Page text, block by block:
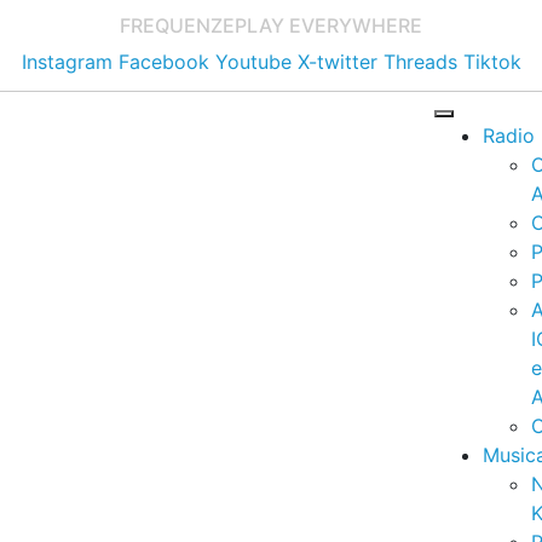
FREQUENZEPLAY EVERYWHERE
Instagram Facebook Youtube X-twitter Threads Tiktok
Radio
e